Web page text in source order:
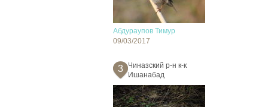
Абдураупов Тимур
09/03/2017
3
Чиназский р-н к-к
Ишанабад